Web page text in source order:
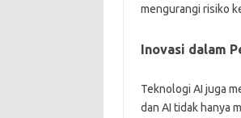
mengurangi risiko
Inovasi dalam
Teknologi AI juga
dan AI tidak hanya